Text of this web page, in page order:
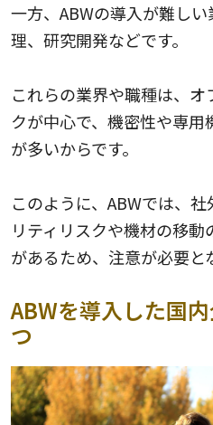
一方、ABWの導入が難し
理、研究開発などです。
これらの業界や職種は、
クが中心で、機密性や専
が多いからです。
このように、ABWでは、
リティリスクや機材の移
があるため、注意が必要と
ABWを導入した国
つ